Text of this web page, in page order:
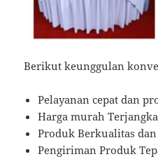
Berikut keunggulan
Pelayanan cepat dan
Harga murah
Produk Berkualitas
Pengiriman Produk